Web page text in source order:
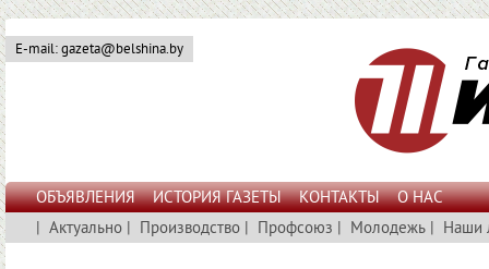
E-mail: gazeta@belshina.by
ОБЪЯВЛЕНИЯ ИСТОРИЯ ГАЗЕТЫ КОНТАКТЫ
О НАС
| Актуально | Производство | Профсоюз | Молодежь | Наши